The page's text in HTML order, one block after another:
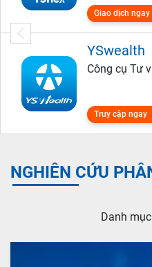
Giao dịch ngay
YSwealth
Công cụ Tư
Truy cập ngay
NGHIÊN CỨU
Danh